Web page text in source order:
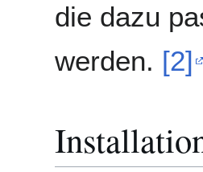
die dazu
werden. [2]